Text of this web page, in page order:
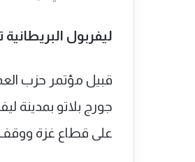
ليفربول
قبيل مؤتمر حزب
جورج بلاتو بمدينة
على قطاع ‎غزة ووقف بيع الأسلحة لإسرائيل.